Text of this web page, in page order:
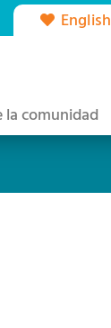
English
la comunidad